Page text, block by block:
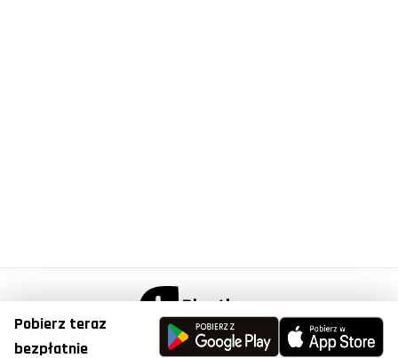
Pobierz teraz
bezpłatnie© Copyright 2023, Plantis . All Right Reserved.